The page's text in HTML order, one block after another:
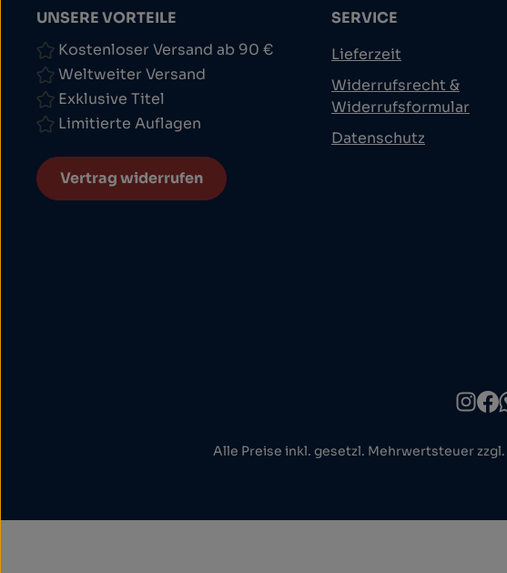
UNSERE VORTEILE
Kostenloser Versand ab 90 €
Weltweiter Versand
Exklusive Titel
Limitierte Auflagen
Vertrag widerrufen
SERVICE
Lieferzeit
Widerrufsrecht &
Widerrufsformular
Datenschutz
Alle Preise inkl. gesetzl. Mehrwertsteuer zzgl.